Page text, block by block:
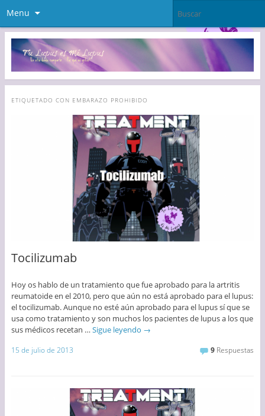
Menu
ETIQUETADO CON EMBARAZO PROHIBIDO
Tocilizumab
Hoy os hablo de un tratamiento que fue aprobado para la artritis
reumatoide en el 2010, pero que aún no está aprobado para el lupus:
el tocilizumab. Aunque no esté aún aprobado para el lupus sí que se
usa como tratamiento y son muchos los pacientes de lupus a los que
sus médicos recetan … Sigue leyendo →
15 de julio de 2013 9 Respuestas